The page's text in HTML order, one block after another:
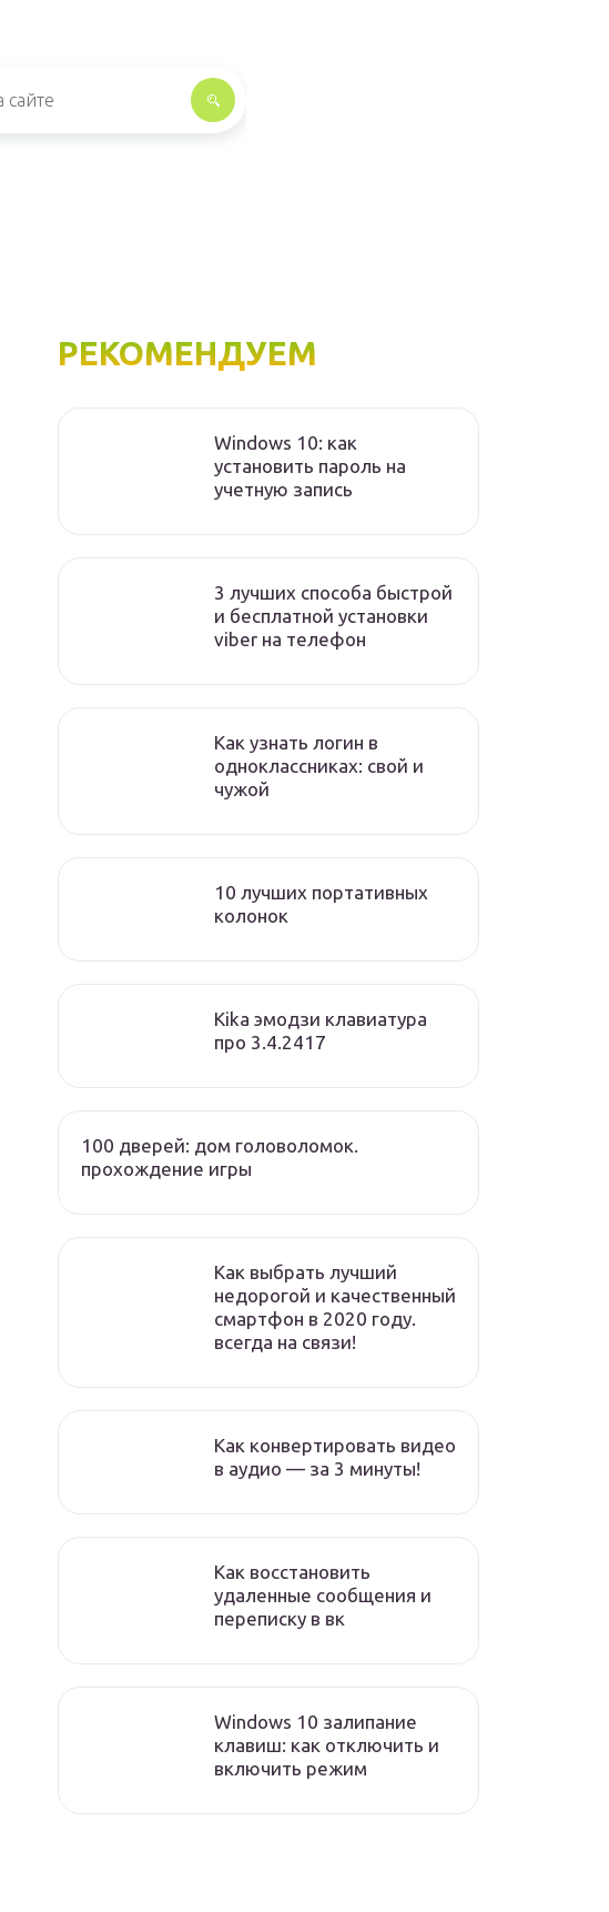
РЕКОМЕНДУЕМ
Windows 10: как
установить пароль на
учетную запись
3 лучших способа быстрой
и бесплатной установки
viber на телефон
Как узнать логин в
одноклассниках: свой и
чужой
10 лучших портативных
колонок
Kika эмодзи клавиатура
про 3.4.2417
100 дверей: дом головоломок.
прохождение игры
Как выбрать лучший
недорогой и качественный
смартфон в 2020 году.
всегда на связи!
Как конвертировать видео
в аудио — за 3 минуты!
Как восстановить
удаленные сообщения и
переписку в вк
Windows 10 залипание
клавиш: как отключить и
включить режим